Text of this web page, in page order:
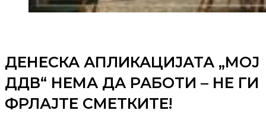
ДЕНЕСКА АПЛИКАЦИЈАТА „МОЈ
ДДВ“ НЕМА ДА РАБОТИ – НЕ ГИ
ФРЛАЈТЕ СМЕТКИТЕ!